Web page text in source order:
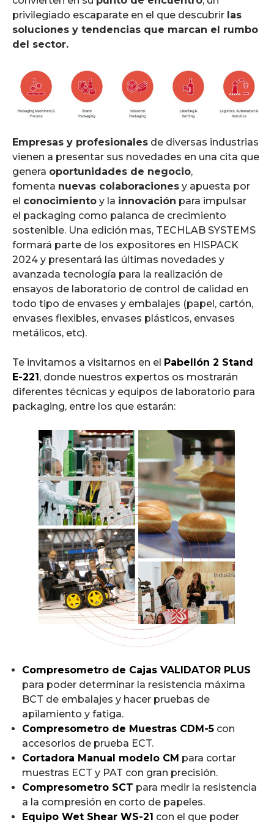
privilegiado escaparate en el que descubrir las
soluciones y tendencias que marcan el rumbo
del sector.
Empresas y profesionales de diversas industrias
vienen a presentar sus novedades en una cita que
genera oportunidades de negocio,
fomenta nuevas colaboraciones y apuesta por
el conocimiento y la innovación para impulsar
el packaging como palanca de crecimiento
sostenible. Una edición mas, TECHLAB SYSTEMS
formará parte de los expositores en HISPACK
2024 y presentará las últimas novedades y
avanzada tecnología para la realización de
ensayos de laboratorio de control de calidad en
todo tipo de envases y embalajes (papel, cartón,
envases flexibles, envases plásticos, envases
metálicos, etc).
Te invitamos a visitarnos en el Pabellón 2 Stand
E-221 , donde nuestros expertos os mostrarán
diferentes técnicas y equipos de laboratorio para
packaging, entre los que estarán:
Compresometro de Cajas VALIDATOR PLUS
para poder determinar la resistencia máxima
BCT de embalajes y hacer pruebas de
apilamiento y fatiga.
Compresometro de Muestras CDM-5 con
accesorios de prueba ECT.
Cortadora Manual modelo CM para cortar
muestras ECT y PAT con gran precisión.
Compresometro SCT para medir la resistencia
a la compresión en corto de papeles.
Equipo Wet Shear WS-21 con el que poder